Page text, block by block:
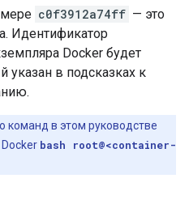
c0f3912a74ff — это
Идентификатор
Docker будет
указан в подсказках к
команд в этом руководстве
bash root@<container-